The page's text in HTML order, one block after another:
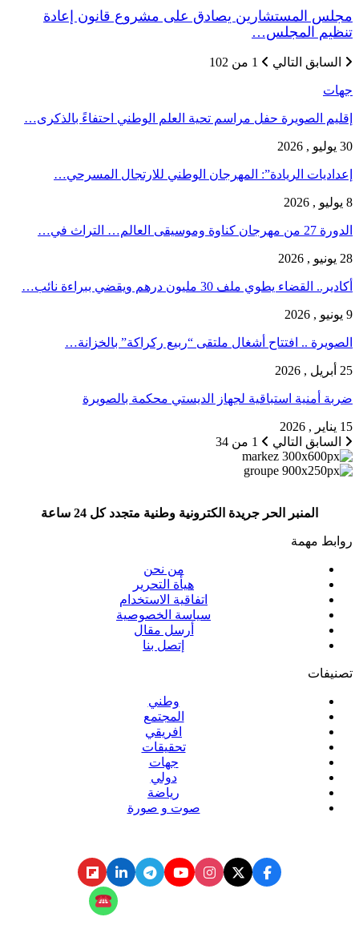
مجلس المستشارين يصادق على مشروع قانون إعادة
تنظيم المجلس…
السابق التالي 1 من 102
جهات
إقليم الصويرة حفل مراسم تحية العلم الوطني احتفاءً بالذكرى…
30 يوليو , 2026
إعداديات الريادة”: المهرجان الوطني للارتجال المسرحي…
8 يوليو , 2026
الدورة 27 من مهرجان كناوة وموسيقى العالم… التراث في…
28 يونيو , 2026
أكادير.. القضاء يطوي ملف 30 مليون درهم ويقضي ببراءة نائب…
9 يونيو , 2026
الصويرة .. افتتاح أشغال ملتقى “ربيع ركراكة” بالخزانة…
25 أبريل , 2026
ضربة أمنية استباقية لجهاز الديستي محكمة بالصويرة
15 يناير , 2026
السابق التالي 1 من 34
المنبر الحر جريدة الكترونية وطنية متجدد كل 24 ساعة
روابط مهمة
من نحن
هيأة التحرير
اتفاقية الاستخدام
سياسة الخصوصية
أرسل مقال
إتصل بنا
تصنيفات
وطني
المجتمع
افريقي
تحقيقات
جهات
دولي
رياضة
صوت و صورة